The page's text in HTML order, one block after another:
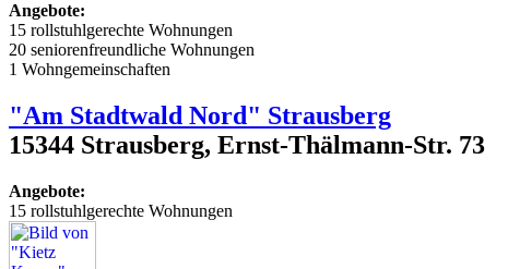
Angebote:
15 rollstuhlgerechte Wohnungen
20 seniorenfreundliche Wohnungen
1 Wohngemeinschaften
"Am Stadtwald Nord" Strausberg
15344 Strausberg, Ernst-Thälmann-Str. 73
Angebote:
15 rollstuhlgerechte Wohnungen